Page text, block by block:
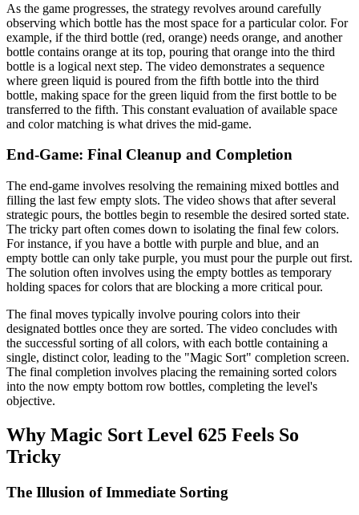
As the game progresses, the strategy revolves around carefully
observing which bottle has the most space for a particular color. For
example, if the third bottle (red, orange) needs orange, and another
bottle contains orange at its top, pouring that orange into the third
bottle is a logical next step. The video demonstrates a sequence
where green liquid is poured from the fifth bottle into the third
bottle, making space for the green liquid from the first bottle to be
transferred to the fifth. This constant evaluation of available space
and color matching is what drives the mid-game.
End-Game: Final Cleanup and Completion
The end-game involves resolving the remaining mixed bottles and
filling the last few empty slots. The video shows that after several
strategic pours, the bottles begin to resemble the desired sorted state.
The tricky part often comes down to isolating the final few colors.
For instance, if you have a bottle with purple and blue, and an
empty bottle can only take purple, you must pour the purple out first.
The solution often involves using the empty bottles as temporary
holding spaces for colors that are blocking a more critical pour.
The final moves typically involve pouring colors into their
designated bottles once they are sorted. The video concludes with
the successful sorting of all colors, with each bottle containing a
single, distinct color, leading to the "Magic Sort" completion screen.
The final completion involves placing the remaining sorted colors
into the now empty bottom row bottles, completing the level's
objective.
Why Magic Sort Level 625 Feels So
Tricky
The Illusion of Immediate Sorting